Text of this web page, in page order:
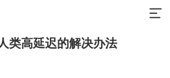
类高延迟的解决办法